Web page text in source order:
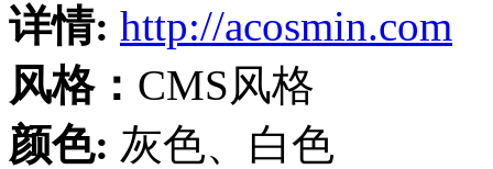
详情: http://acosmin.com
风格： CMS风格
颜色: 灰色、白色